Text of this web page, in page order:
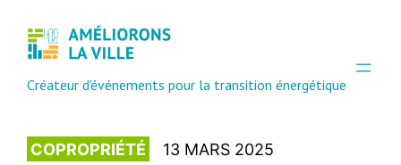
Créateur d'événements pour la transition énergétique
COPROPRIÉTÉ 13 MARS 2025